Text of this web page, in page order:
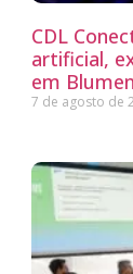
CDL
artificial,
em
7 de agosto de